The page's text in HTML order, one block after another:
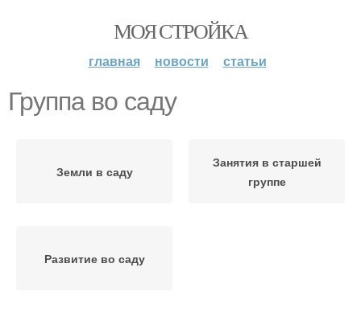
МОЯ СТРОЙКА
главная новости статьи
Группа во саду
Земли в саду
Занятия в старшей
группе
Развитие во саду